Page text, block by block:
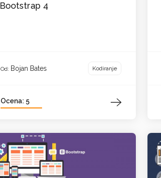
Bootstrap 4
Od: Bojan Bates Kodiranje
Ocena: 5